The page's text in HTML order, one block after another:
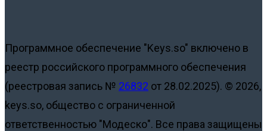
Программное обеспечение "Keys.so" включено в
реестр российского программного обеспечения
(реестровая запись № 26832 от 28.02.2025). © 2026,
keys.so, общество с ограниченной
ответственностью "Модеско". Все права защищены